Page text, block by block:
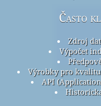
Často
Zdroj
Výpočet
Výrobky pro
API